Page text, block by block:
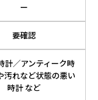
ー
要確認
計／アンティーク時
汚れなど状態の悪い
時計 など